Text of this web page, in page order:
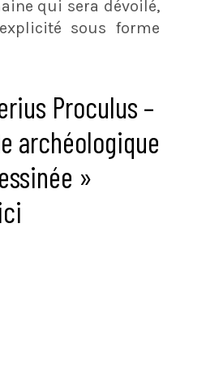
qui sera dévoilé,
sous forme
Proculus –
archéologique
»